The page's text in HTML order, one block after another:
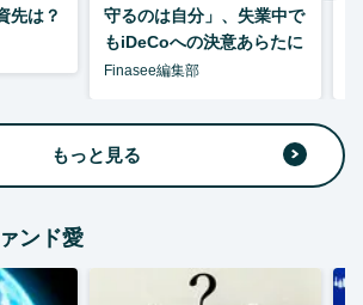
先は？
守るのは自分」、失業中で
もiDeCoへの決意あらたに
Finasee編集部
もっと見る
ンド愛